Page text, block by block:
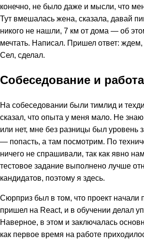
конечно, не было даже и мысли, что
Тут вмешалась жена, сказала, давай
никого не нашли, 7 км от дома — об
мечтать. Написал. Пришел ответ: ждем,
Сел, сделал.
Собеседование и работа
На собеседовании были тимлид и
сказал, что опыта у меня мало. Не
или нет, мне без разницы был уровень
— попасть, а там посмотрим. По
ничего не спрашивали, так как явно
тестовое задание выполнено лучше
кандидатов, поэтому я здесь.
Сюрприз был в том, что проект начали
пришел на React, и в обучении делал
Наверное, в этом и заключалась
как первое время на работе